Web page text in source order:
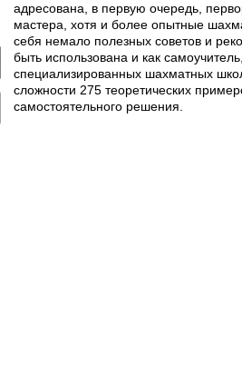
адресована, в первую очередь,
мастера, хотя и более опытные
себя немало полезных советов и
быть использована и как
специализированных шахматных
сложности 275 теоретических
самостоятельного решения.